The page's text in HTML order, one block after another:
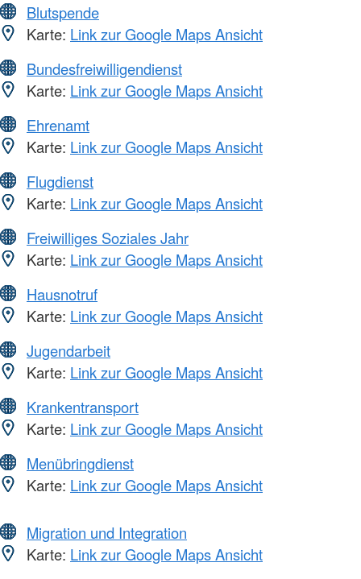
Blutspende
Karte: Link zur Google Maps Ansicht
Bundesfreiwilligendienst
Karte: Link zur Google Maps Ansicht
Ehrenamt
Karte: Link zur Google Maps Ansicht
Flugdienst
Karte: Link zur Google Maps Ansicht
Freiwilliges Soziales Jahr
Karte: Link zur Google Maps Ansicht
Hausnotruf
Karte: Link zur Google Maps Ansicht
Jugendarbeit
Karte: Link zur Google Maps Ansicht
Krankentransport
Karte: Link zur Google Maps Ansicht
Menübringdienst
Karte: Link zur Google Maps Ansicht
Migration und Integration
Karte: Link zur Google Maps Ansicht